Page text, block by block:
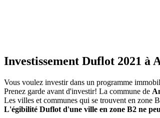
Investissement Duflot 2021 à
Vous voulez investir dans un programme
Prenez garde avant d'investir! La commune de
Les villes et communes qui se trouvent en zone
L'égibilité Duflot d'une ville en zone B2 ne